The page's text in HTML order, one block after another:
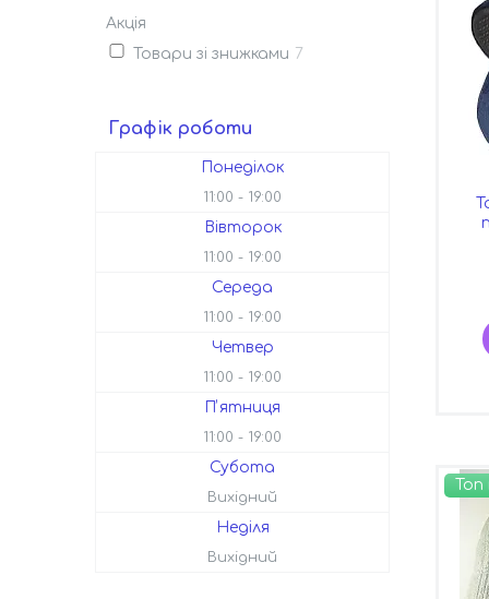
Акція
Товари зі знижками 7
Графік роботи
Понеділок
11:00 19:00
Вівторок
11:00 19:00
Середа
11:00 19:00
Четвер
11:00 19:00
Пʼятниця
11:00 19:00
Субота
Вихідний
Неділя
Вихідний